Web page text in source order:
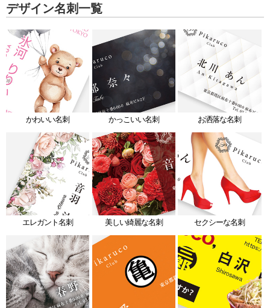
デザイン名刺一覧
かわいい名刺 かっこいい名刺 お洒落な名刺
エレガント名刺 美しい綺麗な名刺 セクシーな名刺